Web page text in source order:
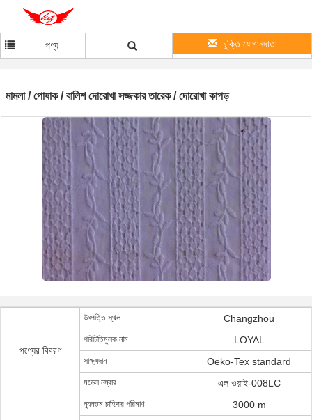
পণ্য চুক্তি যোগানদাতা
মামলা / পোষাক / বালিশ দোরোখা সজ্জকার তারেক / দোরোখা কাপড়
পণ্যের বিবরণ
উৎপত্তি স্থল Changzhou
পরিচিতিমুলক নাম LOYAL
সাক্ষ্যদান Oeko-Tex standard
মডেল নম্বার এল ওয়াই-008LC
ন্যূনতম চাহিদার পরিমাণ 3000 m